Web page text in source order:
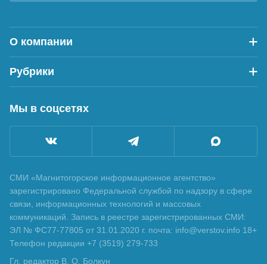
О компании
Рубрики
Мы в соцсетях
СМИ «Магнитогорское информационное агентство»
зарегистрировано Федеральной службой по надзору в сфере
связи, информационных технологий и массовых
коммуникаций. Запись в реестре зарегистрированных СМИ:
ЭЛ № ФС77-77805 от 31.01.2020 г. почта: info@verstov.info 18+
Телефон редакции +7 (3519) 279-733
Гл. редактор В. О. Болкун